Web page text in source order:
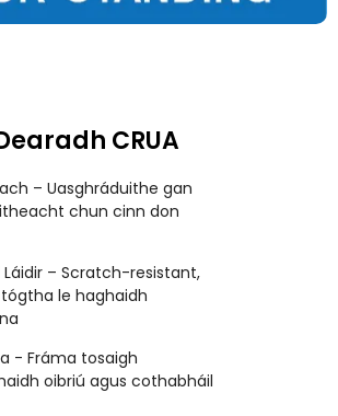
CRUA
– Uasghráduithe gan
chun cinn don
– Scratch-resistant,
le haghaidh
- Fráma tosaigh
oibriú agus cothabháil